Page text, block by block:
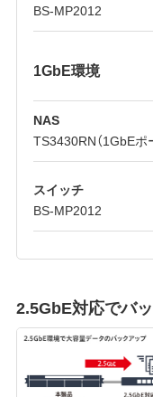
BS-MP2012
1GbE環境
NAS
TS3430RN（1GbEポ
スイッチ
BS-MP2012
2.5GbE対応でバ